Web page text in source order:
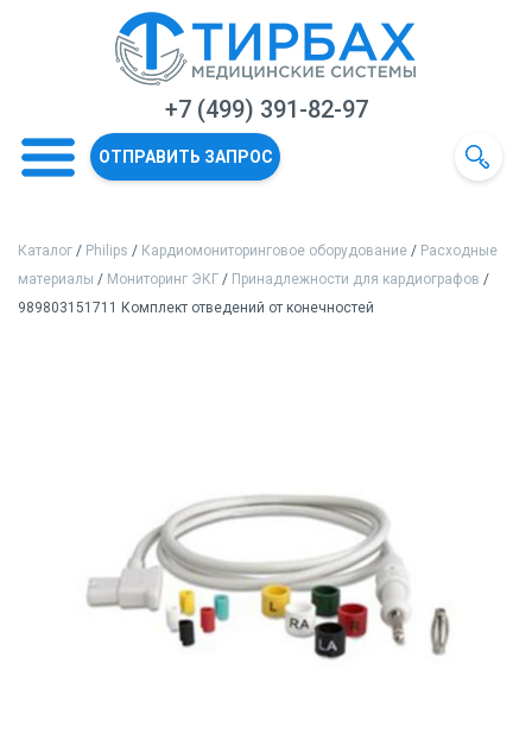
+7 (499) 391-82-97
ОТПРАВИТЬ ЗАПРОС
Каталог / Philips / Кардиомониторинговое оборудование / Расходные
материалы / Мониторинг ЭКГ / Принадлежности для кардиографов /
989803151711 Комплект отведений от конечностей